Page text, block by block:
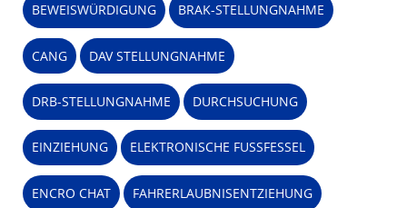
BEWEISWÜRDIGUNG BRAK-STELLUNGNAHME
CANG DAV STELLUNGNAHME
DRB-STELLUNGNAHME DURCHSUCHUNG
EINZIEHUNG ELEKTRONISCHE FUSSFESSEL
ENCRO CHAT FAHRERLAUBNISENTZIEHUNG